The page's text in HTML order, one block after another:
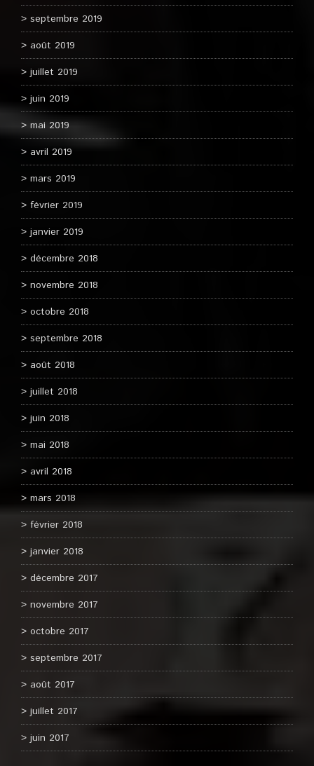
septembre 2019
août 2019
juillet 2019
juin 2019
mai 2019
avril 2019
mars 2019
février 2019
janvier 2019
décembre 2018
novembre 2018
octobre 2018
septembre 2018
août 2018
juillet 2018
juin 2018
mai 2018
avril 2018
mars 2018
février 2018
janvier 2018
décembre 2017
novembre 2017
octobre 2017
septembre 2017
août 2017
juillet 2017
juin 2017